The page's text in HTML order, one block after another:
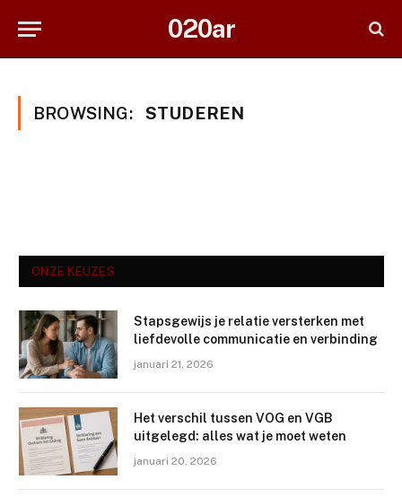
020ar
BROWSING: STUDEREN
ONZE KEUZES
Stapsgewijs je relatie versterken met
liefdevolle communicatie en verbinding
januari 21, 2026
Het verschil tussen VOG en VGB
uitgelegd: alles wat je moet weten
januari 20, 2026